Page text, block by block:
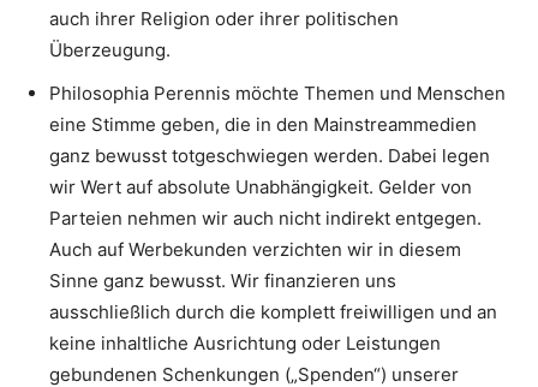
auch ihrer Religion oder ihrer politischen
Überzeugung.
Philosophia Perennis möchte Themen und Menschen
eine Stimme geben, die in den Mainstreammedien
ganz bewusst totgeschwiegen werden. Dabei legen
wir Wert auf absolute Unabhängigkeit. Gelder von
Parteien nehmen wir auch nicht indirekt entgegen.
Auch auf Werbekunden verzichten wir in diesem
Sinne ganz bewusst. Wir finanzieren uns
ausschließlich durch die komplett freiwilligen und an
keine inhaltliche Ausrichtung oder Leistungen
gebundenen Schenkungen („Spenden“) unserer